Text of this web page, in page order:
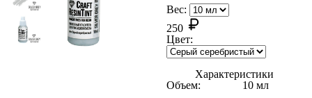
Вес:
250
Цвет:
Характеристики
Объем:
10 мл